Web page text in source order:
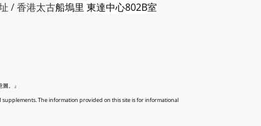
/ 香港太古船塢里 東達中心802B室
。』
The information provided on this site is for informational